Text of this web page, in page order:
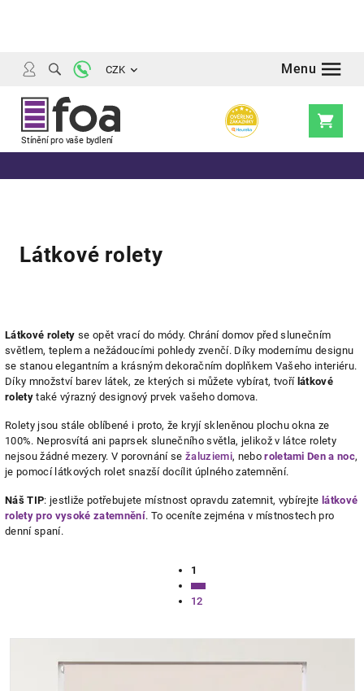
CZK
Nákupní
Látkové rolety
Výpis
produktů
prvky
výpisu
Stránkování
1
12
Látkové rolety se opět vrací do módy. Chrání domov před slunečním
světlem, teplem a nežádoucími pohledy zvenčí. Díky modernímu designu
se stanou elegantním a krásným dekoračním doplňkem Vašeho interiéru.
Díky množství barev látek, ze kterých si můžete vybírat, tvoří látkové
roletytaké výrazný designový prvek vašeho domova.
Rolety jsou stále oblíbené i proto, že kryjí skleněnou plochu okna ze
100%. Neprosvítá ani paprsek slunečního světla, jelikož v látce rolety
nejsou žádné mezery. V porovnání se žaluziemi, neboroletami Den a noc,
je pomocí látkových rolet snazší docílit úplného zatemnění.
Náš TIP: jestliže potřebujete místnost opravdu zatemnit, vybírejte látkové
rolety pro vysoké zatemnění. To oceníte zejména v místnostech pro
denní spaní.